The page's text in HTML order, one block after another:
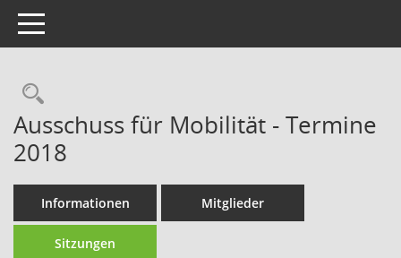
Toggle navigation
Rechercheauswahl
Ausschuss für Mobilität - Termine
2018
Informationen Mitglieder
Sitzungen